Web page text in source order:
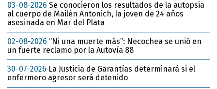
03-08-2026 Se conocieron los resultados de la autopsia
al cuerpo de Mailén Antonich, la joven de 24 años
asesinada en Mar del Plata
02-08-2026 “Ni una muerte más”: Necochea se unió en
un fuerte reclamo por la Autovía 88
30-07-2026 La Justicia de Garantías determinará si el
enfermero agresor será detenido